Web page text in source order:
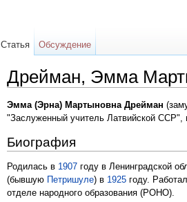
Дрейман, Эмма
Эмма (Эрна) Мартыновна Дрейман
"Заслуженный учитель Латвийской ССР",
Биография
Родилась в 1907 году в Ленинградской
(бывшую Петришуле) в 1925 году.
отделе народного образования (РОНО).
Статья Обсуждение